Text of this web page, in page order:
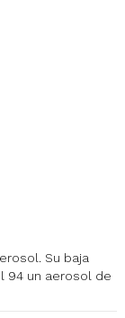
Su baja
94 un aerosol de